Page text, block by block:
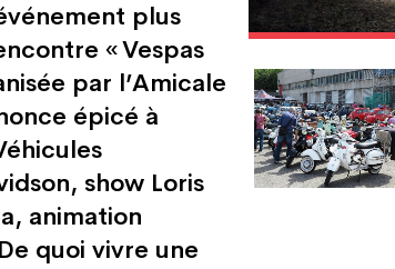
plus
« Vespas
par l’Amicale
épicé à
show Loris
animation
quoi vivre une